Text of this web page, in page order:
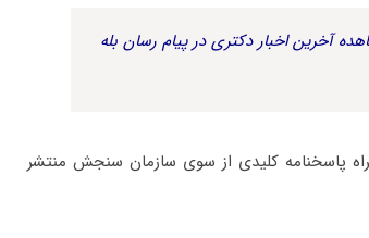
آخرین اخبار دکتری در پیام رسان بله
دکتری حقوق بین الملل عمومی سال 1402 به همراه پاسخنامه کلیدی از سوی سازمان سنجش منتشر